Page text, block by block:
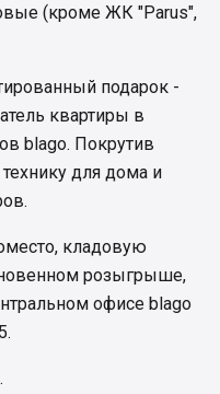
(кроме ЖК "Parus",
подарок -
квартиры в
blago. Покрутив
для дома и
кладовую
розыгрыше,
офисе blago